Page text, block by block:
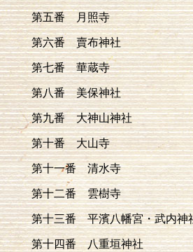
第五番 月照寺
第六番 賣布神社
第七番 華蔵寺
第八番 美保神社
第九番 大神山神社
第十番 大山寺
第十一番 清水寺
第十二番 雲樹寺
第十三番 平濱八幡宮・武内神
第十四番 八重垣神社